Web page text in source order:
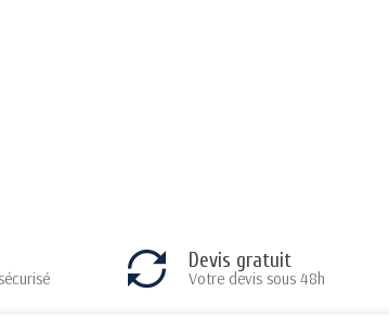
Devis gratuit
Votre devis sous 48h